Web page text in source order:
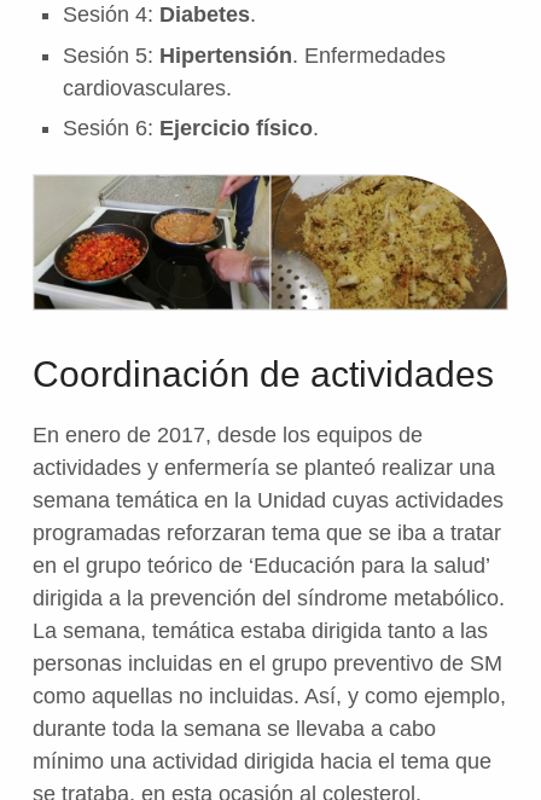
Sesión 4: Diabetes.
Sesión 5: Hipertensión. Enfermedades
cardiovasculares.
Sesión 6: Ejercicio físico.
Coordinación de actividades
En enero de 2017, desde los equipos de
actividades y enfermería se planteó realizar una
semana temática en la Unidad cuyas actividades
programadas reforzaran tema que se iba a tratar
en el grupo teórico de ‘Educación para la salud’
dirigida a la prevención del síndrome metabólico.
La semana, temática estaba dirigida tanto a las
personas incluidas en el grupo preventivo de SM
como aquellas no incluidas. Así, y como ejemplo,
durante toda la semana se llevaba a cabo
mínimo una actividad dirigida hacia el tema que
se trataba, en esta ocasión al colesterol.